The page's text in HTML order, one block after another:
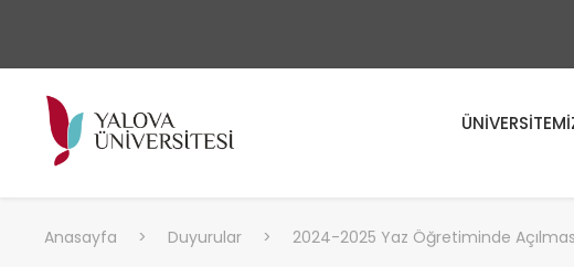
Anasayfa > Duyurular > 2024-2025 Yaz Öğretiminde